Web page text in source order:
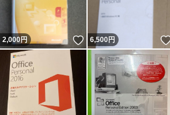
2,000円 いいね！
6,500円